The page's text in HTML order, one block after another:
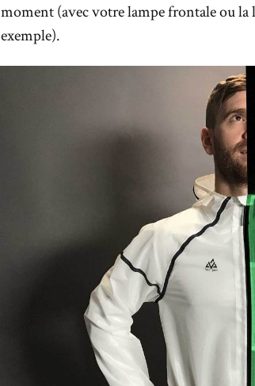
moment (avec votre lampe frontale ou
exemple).